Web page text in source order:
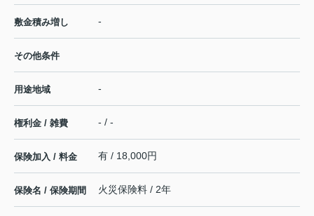
敷金積み増し -
その他条件
用途地域 -
権利金 / 雑費 - / -
保険加入 / 料金 有 / 18,000円
保険名 / 保険期間 火災保険料 / 2年